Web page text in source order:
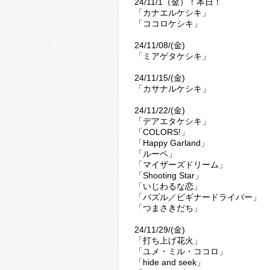
「カナエルケシキ」
「ココロケシキ」
24/11/08/(金)
「ミアゲタケシキ」
24/11/15/(金)
「カサナルケシキ」
24/11/22/(金)
「デアエタケシキ」
「COLORS!」
「Happy Garland」
「ルーペ」
「マイザーズドリーム」
「Shooting Star」
「いじわるな恋」
「パズル／ビギナードライバー」
「つまさきだち」
24/11/29/(金)
「打ち上げ花火」
「ユメ・ミル・ココロ」
「hide and seek」